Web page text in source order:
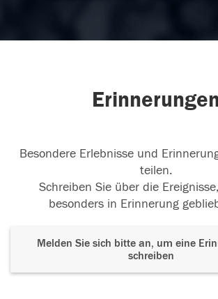
Besondere Erlebnisse und
teilen.
Schreiben Sie über die
besonders in Erinnerung
Melden Sie sich bitte an, um eine
schreiben